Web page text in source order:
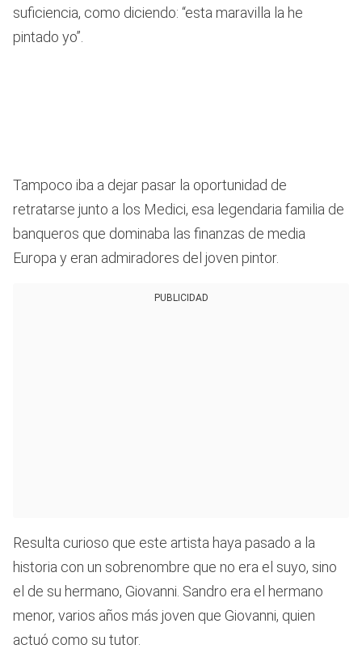
suficiencia, como diciendo: “esta maravilla la he
pintado yo”.
Tampoco iba a dejar pasar la oportunidad de
retratarse junto a los Medici, esa legendaria familia de
banqueros que dominaba las finanzas de media
Europa y eran admiradores del joven pintor.
PUBLICIDAD
Resulta curioso que este artista haya pasado a la
historia con un sobrenombre que no era el suyo, sino
el de su hermano, Giovanni. Sandro era el hermano
menor, varios años más joven que Giovanni, quien
actuó como su tutor.